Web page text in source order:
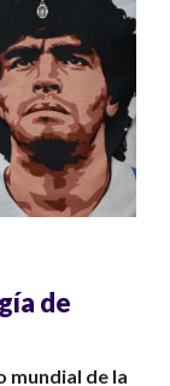
de
mundial de la